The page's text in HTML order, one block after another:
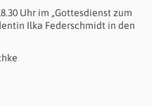
Uhr im „Gottesdienst zum
Ilka Federschmidt in den